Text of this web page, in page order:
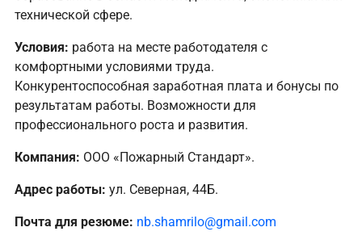
технической сфере.
Условия: работа на месте работодателя с
комфортными условиями труда.
Конкурентоспособная заработная плата и бонусы по
результатам работы. Возможности для
профессионального роста и развития.
Компания: ООО «Пожарный Стандарт».
Адрес работы: ул. Северная, 44Б.
Почта для резюме: nb.shamrilo@gmail.com